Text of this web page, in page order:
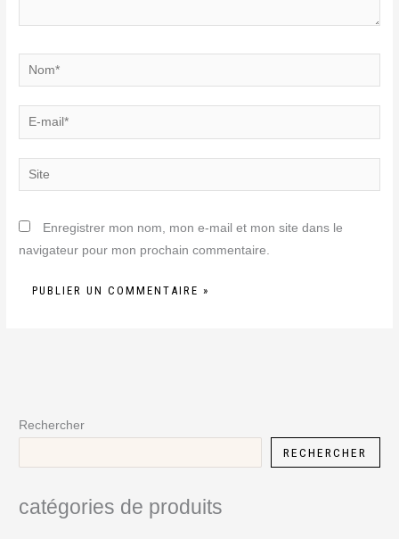
Nom*
E-
mail*
Site
Enregistrer mon nom, mon e-mail et mon site dans le
navigateur pour mon prochain commentaire.
Rechercher
RECHERCHER
catégories de produits